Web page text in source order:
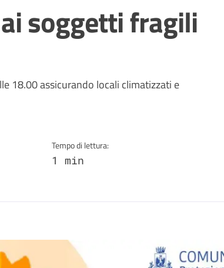
soggetti fragili
18.00 assicurando locali climatizzati e
Tempo di lettura:
1 min